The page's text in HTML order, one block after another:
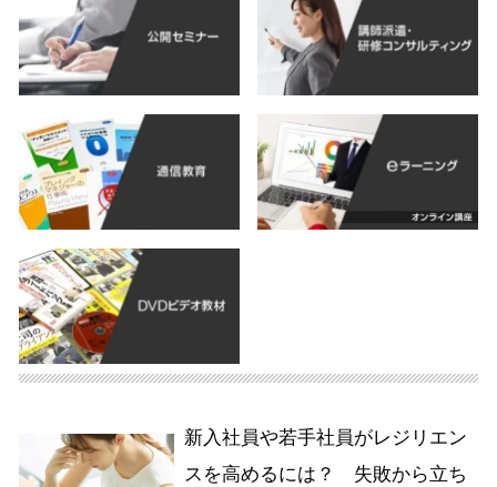
新入社員や若手社員がレジリエン
スを高めるには？ 失敗から立ち